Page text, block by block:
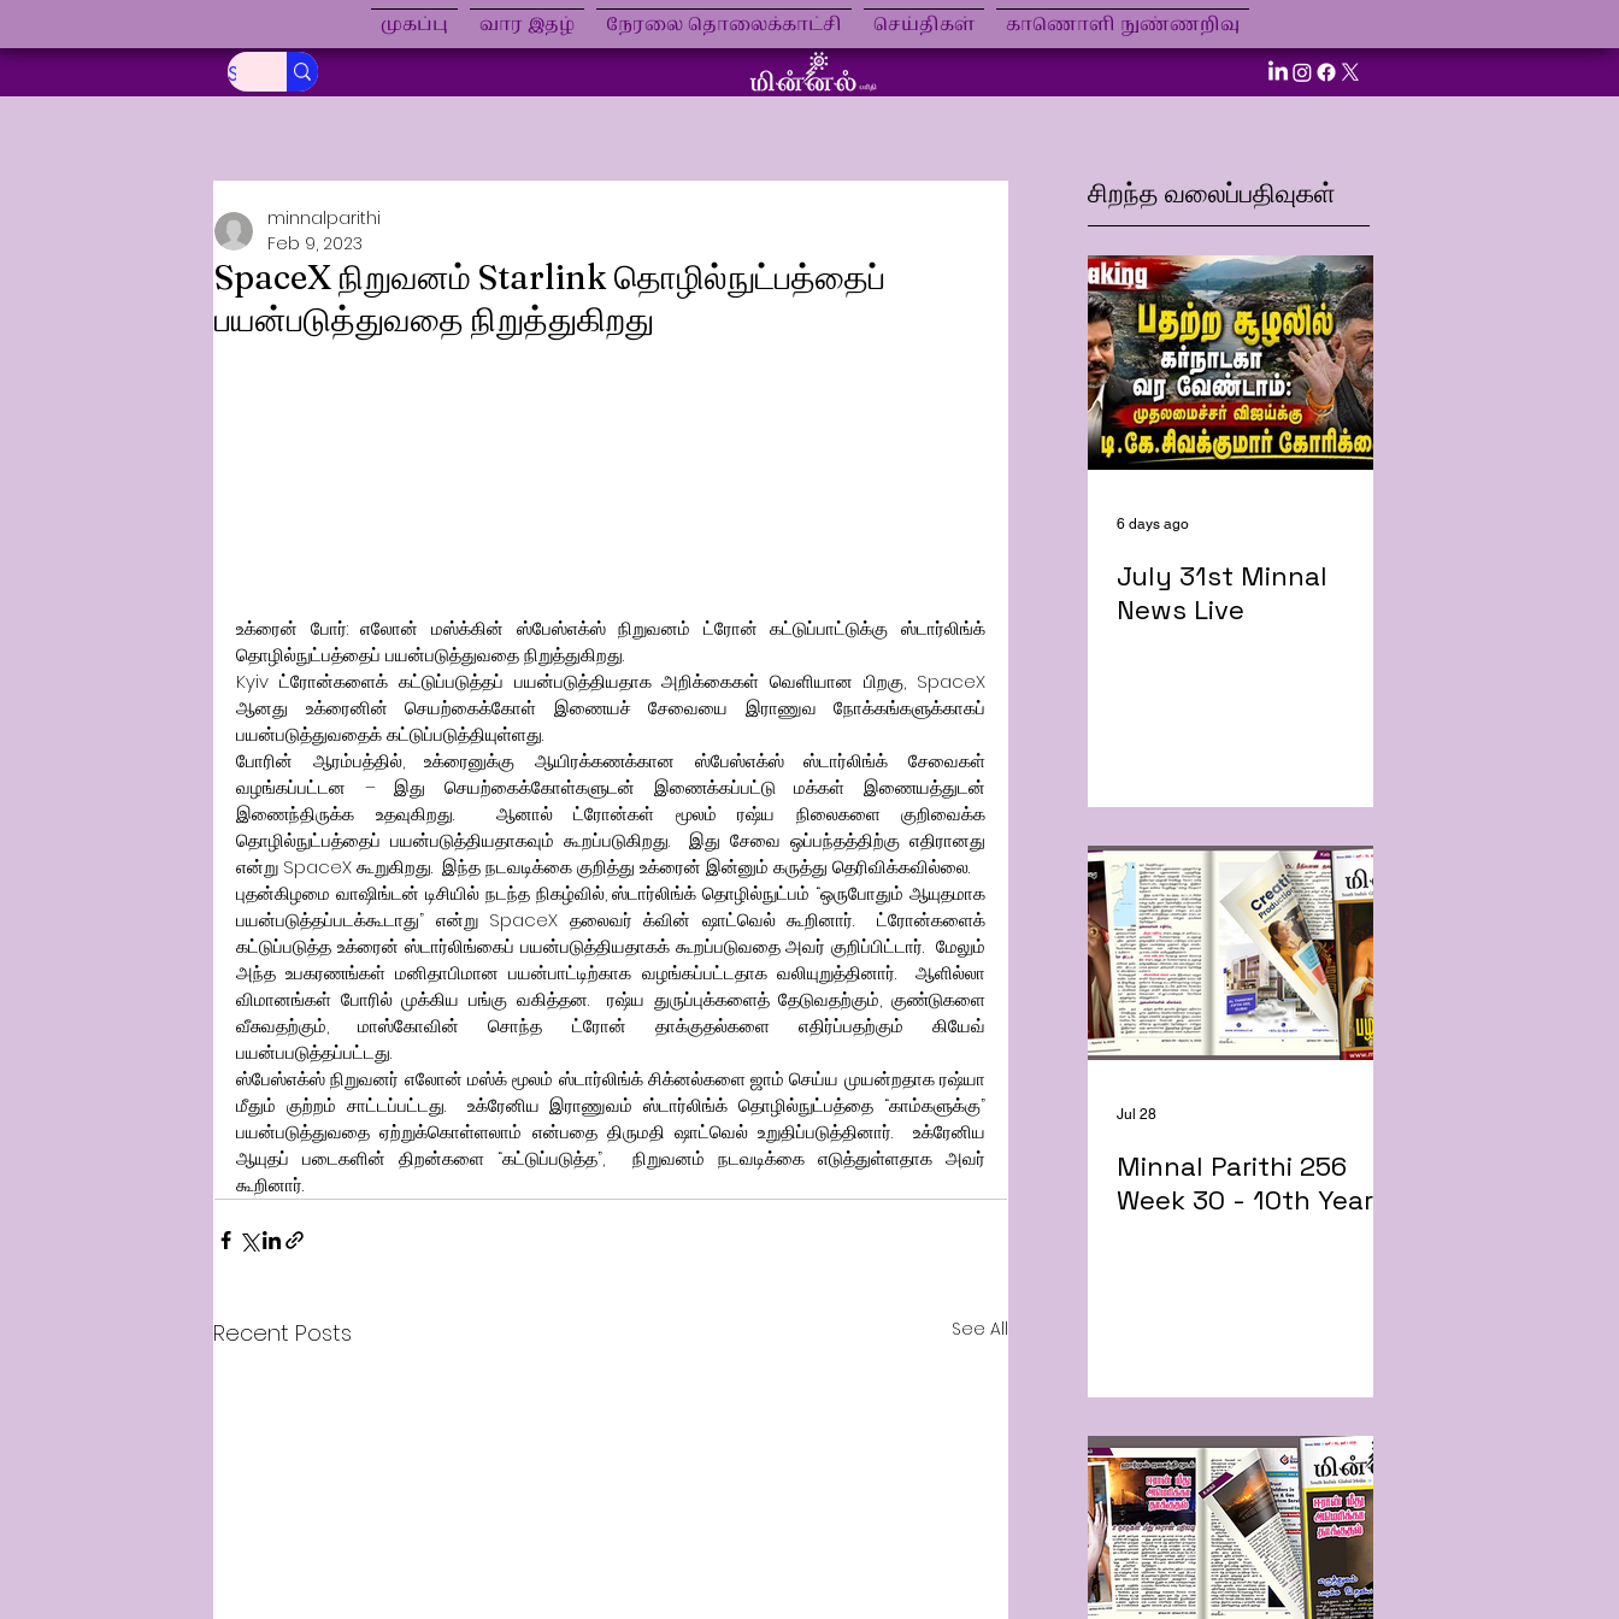
முகப்பு வார இதழ் நேரலை தொலைக்காட்சி செய்திகள் காணொளி நுண்ணறிவு
SpaceX நிறுவனம் Starlink தொழில்நுட்பத்தைப்
பயன்படுத்துவதை நிறுத்துகிறது
minnalparithi
Feb 9, 2023
உக்ரைன் போர்: எலோன் மஸ்க்கின் ஸ்பேஸ்எக்ஸ் நிறுவனம் ட்ரோன் கட்டுப்பாட்டுக்கு ஸ்டார்லிங்க்
தொழில்நுட்பத்தைப் பயன்படுத்துவதை நிறுத்துகிறது.
Kyiv ட்ரோன்களைக் கட்டுப்படுத்தப் பயன்படுத்தியதாக அறிக்கைகள் வெளியான பிறகு, SpaceX
ஆனது உக்ரைனின் செயற்கைக்கோள் இணையச் சேவையை இராணுவ நோக்கங்களுக்காகப்
பயன்படுத்துவதைக் கட்டுப்படுத்தியுள்ளது.
போரின் ஆரம்பத்தில், உக்ரைனுக்கு ஆயிரக்கணக்கான ஸ்பேஸ்எக்ஸ் ஸ்டார்லிங்க் சேவைகள்
வழங்கப்பட்டன – இது செயற்கைக்கோள்களுடன் இணைக்கப்பட்டு மக்கள் இணையத்துடன்
இணைந்திருக்க உதவுகிறது.  ஆனால் ட்ரோன்கள் மூலம் ரஷ்ய நிலைகளை குறிவைக்க
தொழில்நுட்பத்தைப் பயன்படுத்தியதாகவும் கூறப்படுகிறது.  இது சேவை ஒப்பந்தத்திற்கு எதிரானது
என்று SpaceX கூறுகிறது.  இந்த நடவடிக்கை குறித்து உக்ரைன் இன்னும் கருத்து தெரிவிக்கவில்லை.
புதன்கிழமை வாஷிங்டன் டிசியில் நடந்த நிகழ்வில், ஸ்டார்லிங்க் தொழில்நுட்பம் “ஒருபோதும் ஆயுதமாக
பயன்படுத்தப்படக்கூடாது” என்று SpaceX தலைவர் க்வின் ஷாட்வெல் கூறினார்.  ட்ரோன்களைக்
கட்டுப்படுத்த உக்ரைன் ஸ்டார்லிங்கைப் பயன்படுத்தியதாகக் கூறப்படுவதை அவர் குறிப்பிட்டார்.  மேலும்
அந்த உபகரணங்கள் மனிதாபிமான பயன்பாட்டிற்காக வழங்கப்பட்டதாக வலியுறுத்தினார்.  ஆளில்லா
விமானங்கள் போரில் முக்கிய பங்கு வகித்தன.  ரஷ்ய துருப்புக்களைத் தேடுவதற்கும், குண்டுகளை
வீசுவதற்கும், மாஸ்கோவின் சொந்த ட்ரோன் தாக்குதல்களை எதிர்ப்பதற்கும் கியேவ்
பயன்பபடுத்தப்பட்டது.
ஸ்பேஸ்எக்ஸ் நிறுவனர் எலோன் மஸ்க் மூலம் ஸ்டார்லிங்க் சிக்னல்களை ஜாம் செய்ய முயன்றதாக ரஷ்யா
மீதும் குற்றம் சாட்டப்பட்டது.  உக்ரேனிய இராணுவம் ஸ்டார்லிங்க் தொழில்நுட்பத்தை “காம்களுக்கு”
பயன்படுத்துவதை ஏற்றுக்கொள்ளலாம் என்பதை திருமதி ஷாட்வெல் உறுதிப்படுத்தினார்.  உக்ரேனிய
ஆயுதப் படைகளின் திறன்களை “கட்டுப்படுத்த”,  நிறுவனம் நடவடிக்கை எடுத்துள்ளதாக அவர்
கூறினார்.
Recent Posts See All
சிறந்த வலைப்பதிவுகள்
July 31st Minnal
News Live
6 days ago
Minnal Parithi 256
Week 30 - 10th Year
Jul 28